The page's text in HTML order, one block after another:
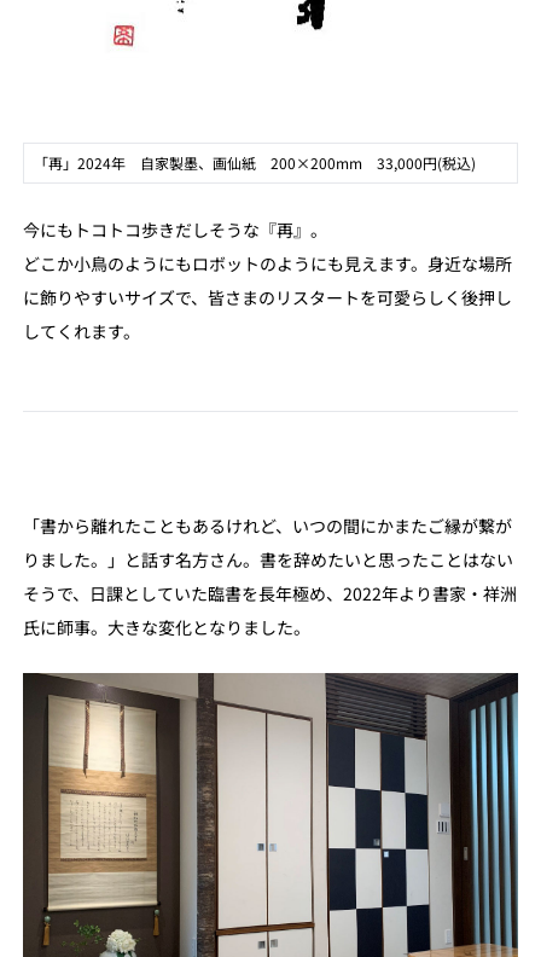
「再」2024年 自家製墨、画仙紙 200×200mm 33,000円(税込)
今にもトコトコ歩きだしそうな『再』。
どこか小鳥のようにもロボットのようにも見えます。身近な場所
に飾りやすいサイズで、皆さまのリスタートを可愛らしく後押し
してくれます。
「書から離れたこともあるけれど、いつの間にかまたご縁が繋が
りました。」と話す名方さん。書を辞めたいと思ったことはない
そうで、日課としていた臨書を長年極め、2022年より書家・祥洲
氏に師事。大きな変化となりました。